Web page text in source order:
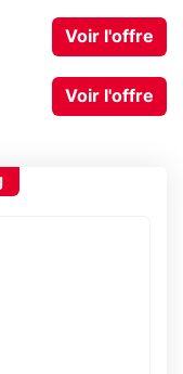
Voir l'offre
Voir l'offre